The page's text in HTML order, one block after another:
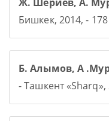
Бишкек, 2014, -
Б. Алымов, А
- Ташкент «Sharq»,